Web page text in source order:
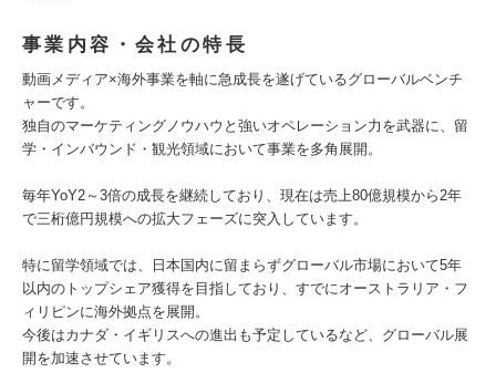
事業内容・会社の特長
動画メディア×海外事業を軸に急成長を遂げているグローバルベンチ
ャーです。
独自のマーケティングノウハウと強いオペレーション力を武器に、留
学・インバウンド・観光領域において事業を多角展開。
毎年YoY2～3倍の成長を継続しており、現在は売上80億規模から2年
で三桁億円規模への拡大フェーズに突入しています。
特に留学領域では、日本国内に留まらずグローバル市場において5年
以内のトップシェア獲得を目指しており、すでにオーストラリア・フ
ィリピンに海外拠点を展開。
今後はカナダ・イギリスへの進出も予定しているなど、グローバル展
開を加速させています。